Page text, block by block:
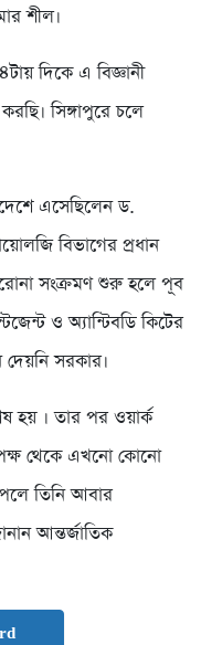
শীল।
দিকে এ বিজ্ঞানী
সিঙ্গাপুরে চলে
এসেছিলেন ড.
বিভাগের প্রধান
সংক্রমণ শুরু হলে পূব
ও অ্যান্টিবডি কিটের
সরকার।
হয় । তার পর ওয়ার্ক
থেকে এখনো কোনো
তিনি আবার
আন্তর্জাতিক